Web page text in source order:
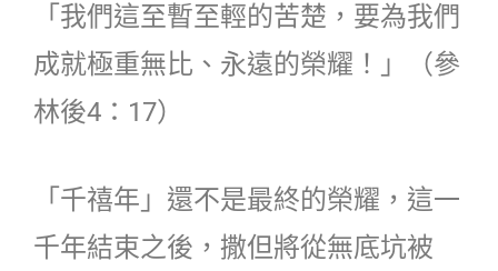
「我們這至暫至輕的苦楚，要為我們
成就極重無比、永遠的榮耀！」（參
林後4：17）
「千禧年」還不是最終的榮耀，這一
千年結束之後，撒但將從無底坑被